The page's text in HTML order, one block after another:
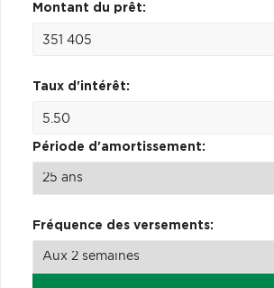
Montant du prêt:
Taux d'intérêt:
Période d'amortissement:
Fréquence des versements: